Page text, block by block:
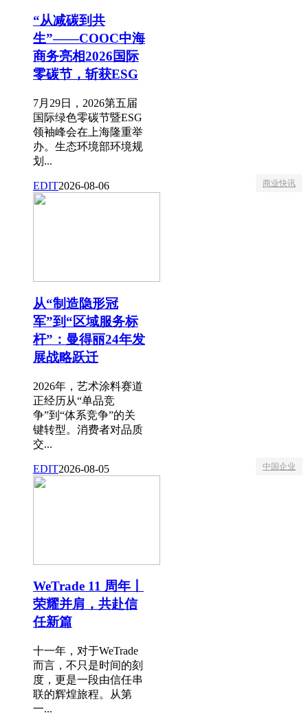
“从减碳到共
生”——COOC中海
商务亮相2026国际
零碳节，斩获ESG
7月29日，2026第五届
国际绿色零碳节暨ESG
领袖峰会在上海隆重举
办。生态环境部环境规
划...
EDIT2026-08-06 商业快讯
从“制造隐形冠
军”到“区域服务标
杆”：曼得丽24年发
展战略跃迁
2026年，艺术涂料赛道
正经历从“单品竞
争”到“体系竞争”的关
键转型。消费者对品质
交...
EDIT2026-08-05 中国企业
WeTrade 11 周年丨
荣耀并肩，共赴信
任新篇
十一年，对于WeTrade
而言，不只是时间的刻
度，更是一段由信任串
联的辉煌旅程。从第
一...